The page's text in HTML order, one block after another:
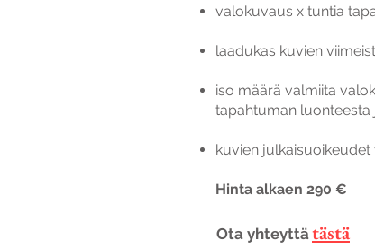
valokuvaus x tuntia
laadukas kuvien
iso määrä valmiita
tapahtuman luonteesta
kuvien
Hinta alkaen 290 €
Ota yhteyttätästä